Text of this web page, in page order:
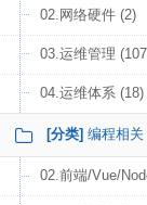
02.网络硬件 (2)
03.运维管理
04.运维体系 (18)
[分类] 编程相关
02.前端/Vue/